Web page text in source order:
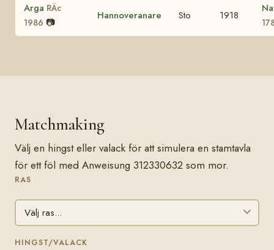
Arga RÄc
1986 📷
Hannoveranare Sto 1918
Matchmaking
Välj en hingst eller valack för att simulera en stamtavla
för ett föl med Anweisung 312330632 som mor.
RAS
HINGST/VALACK